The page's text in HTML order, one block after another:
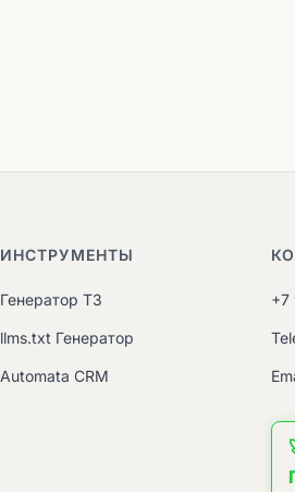
ИНСТРУМЕНТЫ
Генератор ТЗ
llms.txt Генератор
Automata CRM
+7